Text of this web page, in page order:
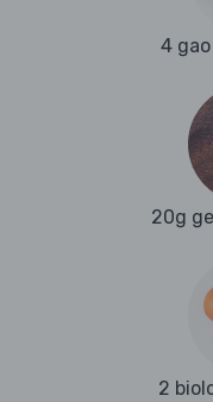
4
20g
2